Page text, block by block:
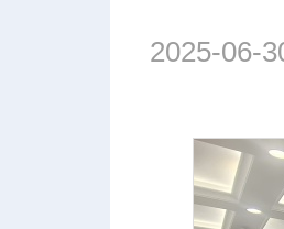
2025-06-